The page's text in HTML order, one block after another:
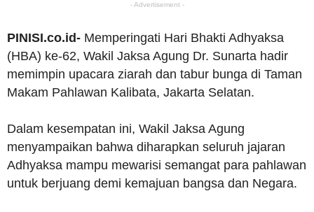
- Advertisement -
PINISI.co.id- Memperingati Hari Bhakti Adhyaksa
(HBA) ke-62, Wakil Jaksa Agung Dr. Sunarta hadir
memimpin upacara ziarah dan tabur bunga di Taman
Makam Pahlawan Kalibata, Jakarta Selatan.
Dalam kesempatan ini, Wakil Jaksa Agung
menyampaikan bahwa diharapkan seluruh jajaran
Adhyaksa mampu mewarisi semangat para pahlawan
untuk berjuang demi kemajuan bangsa dan Negara.